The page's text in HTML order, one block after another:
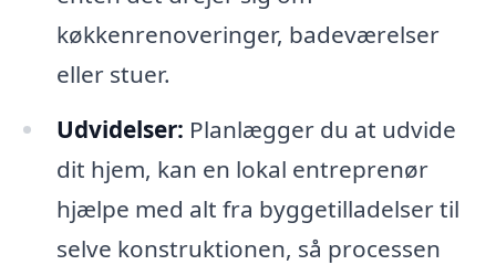
køkkenrenoveringer, badeværelser
eller stuer.
Udvidelser: Planlægger du at udvide
dit hjem, kan en lokal entreprenør
hjælpe med alt fra byggetilladelser til
selve konstruktionen, så processen